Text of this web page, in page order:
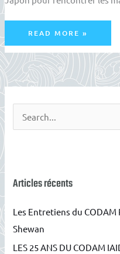
ENTRETIENS
DU
CODAM
:
LORENZO
TRAINELLI
READ MORE »
e
e
c
h
e
Articles récents
Les Entretiens du CODAM
Shewan
LES 25 ANS DU CODAM